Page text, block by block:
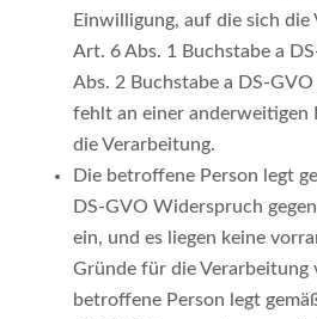
Einwilligung, auf die sich die
Art. 6 Abs. 1 Buchstabe a
Abs. 2 Buchstabe a DS-
fehlt an einer anderweitigen
die Verarbeitung.
Die betroffene Person legt
DS-GVO Widerspruch
ein, und es liegen keine
Gründe für die Verarbeitung
betroffene Person legt